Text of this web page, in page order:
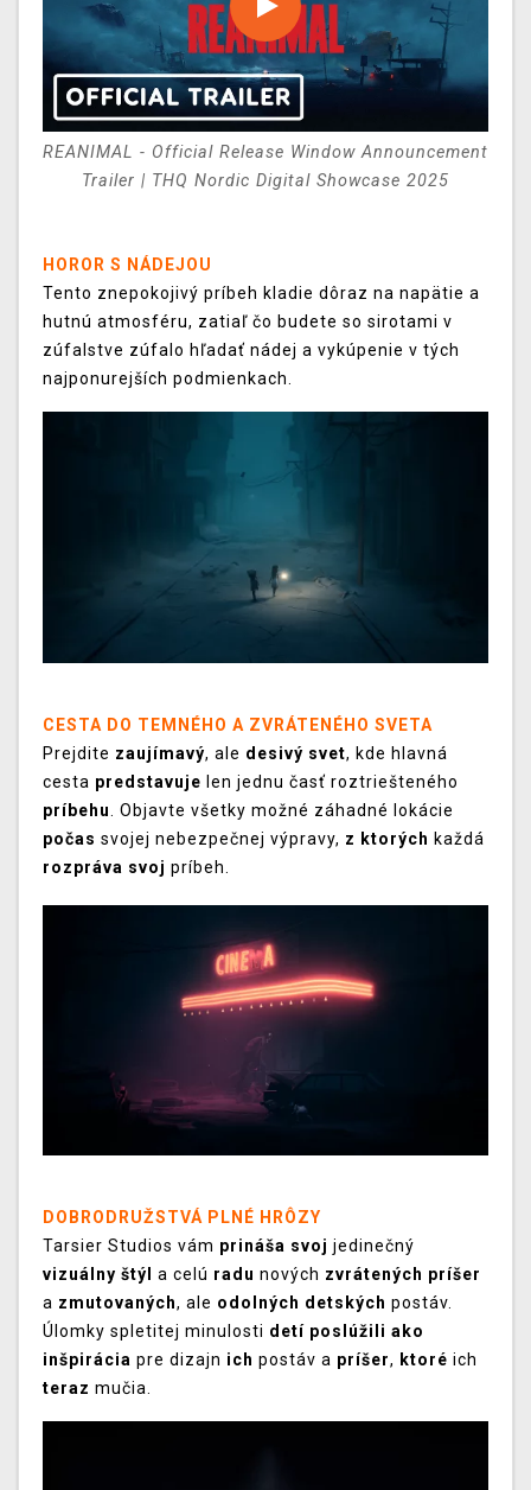
REANIMAL - Official Release Window Announcement
Trailer | THQ Nordic Digital Showcase 2025
HOROR S NÁDEJOU
Tento znepokojivý príbeh kladie dôraz na napätie a
hutnú atmosféru, zatiaľ čo budete so sirotami v
zúfalstve zúfalo hľadať nádej a vykúpenie v tých
najponurejších podmienkach.
CESTA DO TEMNÉHO A ZVRÁTENÉHO SVETA
Prejdite zaujímavý, ale desivý svet, kde hlavná
cesta predstavuje len jednu časť roztriešteného
príbehu
. Objavte všetky možné záhadné lokácie
počas svojej nebezpečnej výpravy, z ktorých každá
rozpráva svoj príbeh.
DOBRODRUŽSTVÁ PLNÉ HRÔZY
Tarsier Studios vám prináša svoj jedinečný
vizuálny štýl
a celú radu nových zvrátených príšer
a zmutovaných, ale odolných detských postáv.
Úlomky spletitej minulosti detí poslúžili ako
inšpirácia pre dizajn ich postáv a príšer, ktoré ich
teraz mučia.